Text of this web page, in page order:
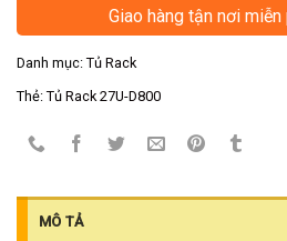
Giao hàng tận nơi
Danh mục: Tủ Rack
Thẻ: Tủ Rack 27U-D800
MÔ TẢ